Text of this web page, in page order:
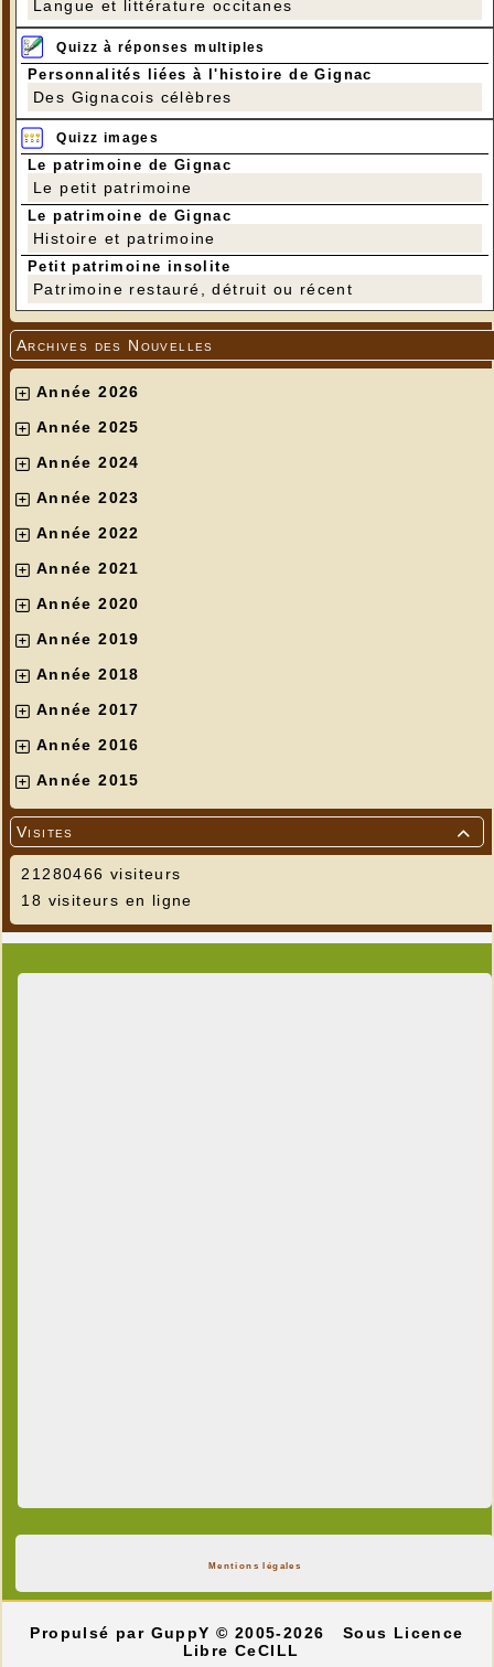
Langue et littérature occitanes
Quizz à réponses multiples
Personnalités liées à l'histoire de Gignac
Des Gignacois célèbres
Quizz images
Le patrimoine de Gignac
Le petit patrimoine
Le patrimoine de Gignac
Histoire et patrimoine
Petit patrimoine insolite
Patrimoine restauré, détruit ou récent
Archives des Nouvelles
Année 2026
Année 2025
Année 2024
Année 2023
Année 2022
Année 2021
Année 2020
Année 2019
Année 2018
Année 2017
Année 2016
Année 2015

Visites
21280466 visiteurs
18 visiteurs en ligne
Mentions légales
Propulsé par GuppY© 2005-2026
Sous Licence
Libre CeCILL